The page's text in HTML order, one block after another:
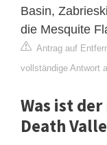
Basin,
die Mesquite
Antrag auf
vollständige Antwort
Was ist
Death